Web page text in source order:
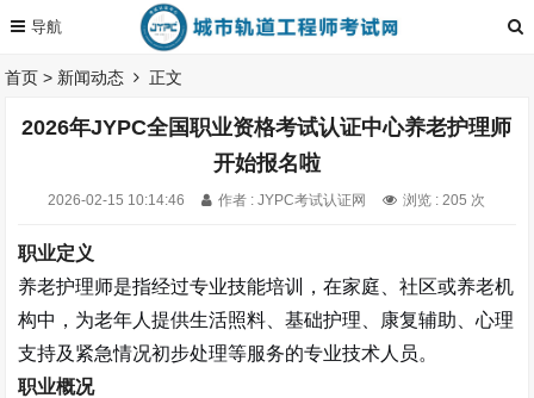
首页 > 新闻动态 正文
2026年JYPC全国职业资格考试认证中心养老护理师
开始报名啦
2026-02-15 10:14:46 作者 : JYPC考试认证网 浏览 : 205 次
职业定义
养老护理师是指经过专业技能培训，在家庭、社区或养老机
构中，为老年人提供生活照料、基础护理、康复辅助、心理
支持及紧急情况初步处理等服务的专业技术人员。
职业概况